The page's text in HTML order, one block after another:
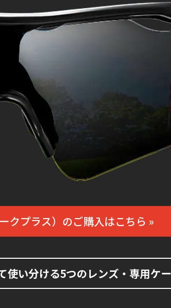
クプラス）のご購入はこちら »
い分ける5つのレンズ・専用ケ